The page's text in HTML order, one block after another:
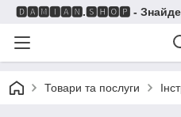
🅳🅰🅼🅸🅰🅽.🆂🅷🅾🅿 -
Товари та послуги